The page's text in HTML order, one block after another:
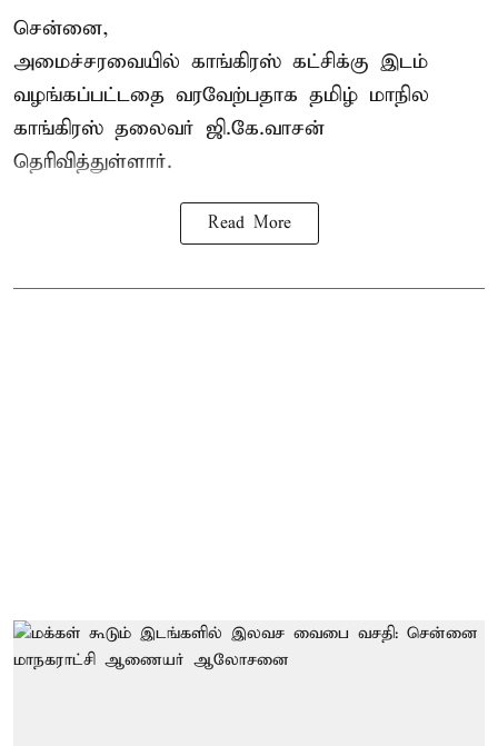
சென்னை,
அமைச்சரவையில் காங்கிரஸ் கட்சிக்கு இடம்
வழங்கப்பட்டதை வரவேற்பதாக தமிழ் மாநில
காங்கிரஸ் தலைவர் ஜி.கே.வாசன்
தெரிவித்துள்ளார்.
Read More